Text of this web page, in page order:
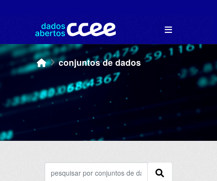
conjuntos de dados